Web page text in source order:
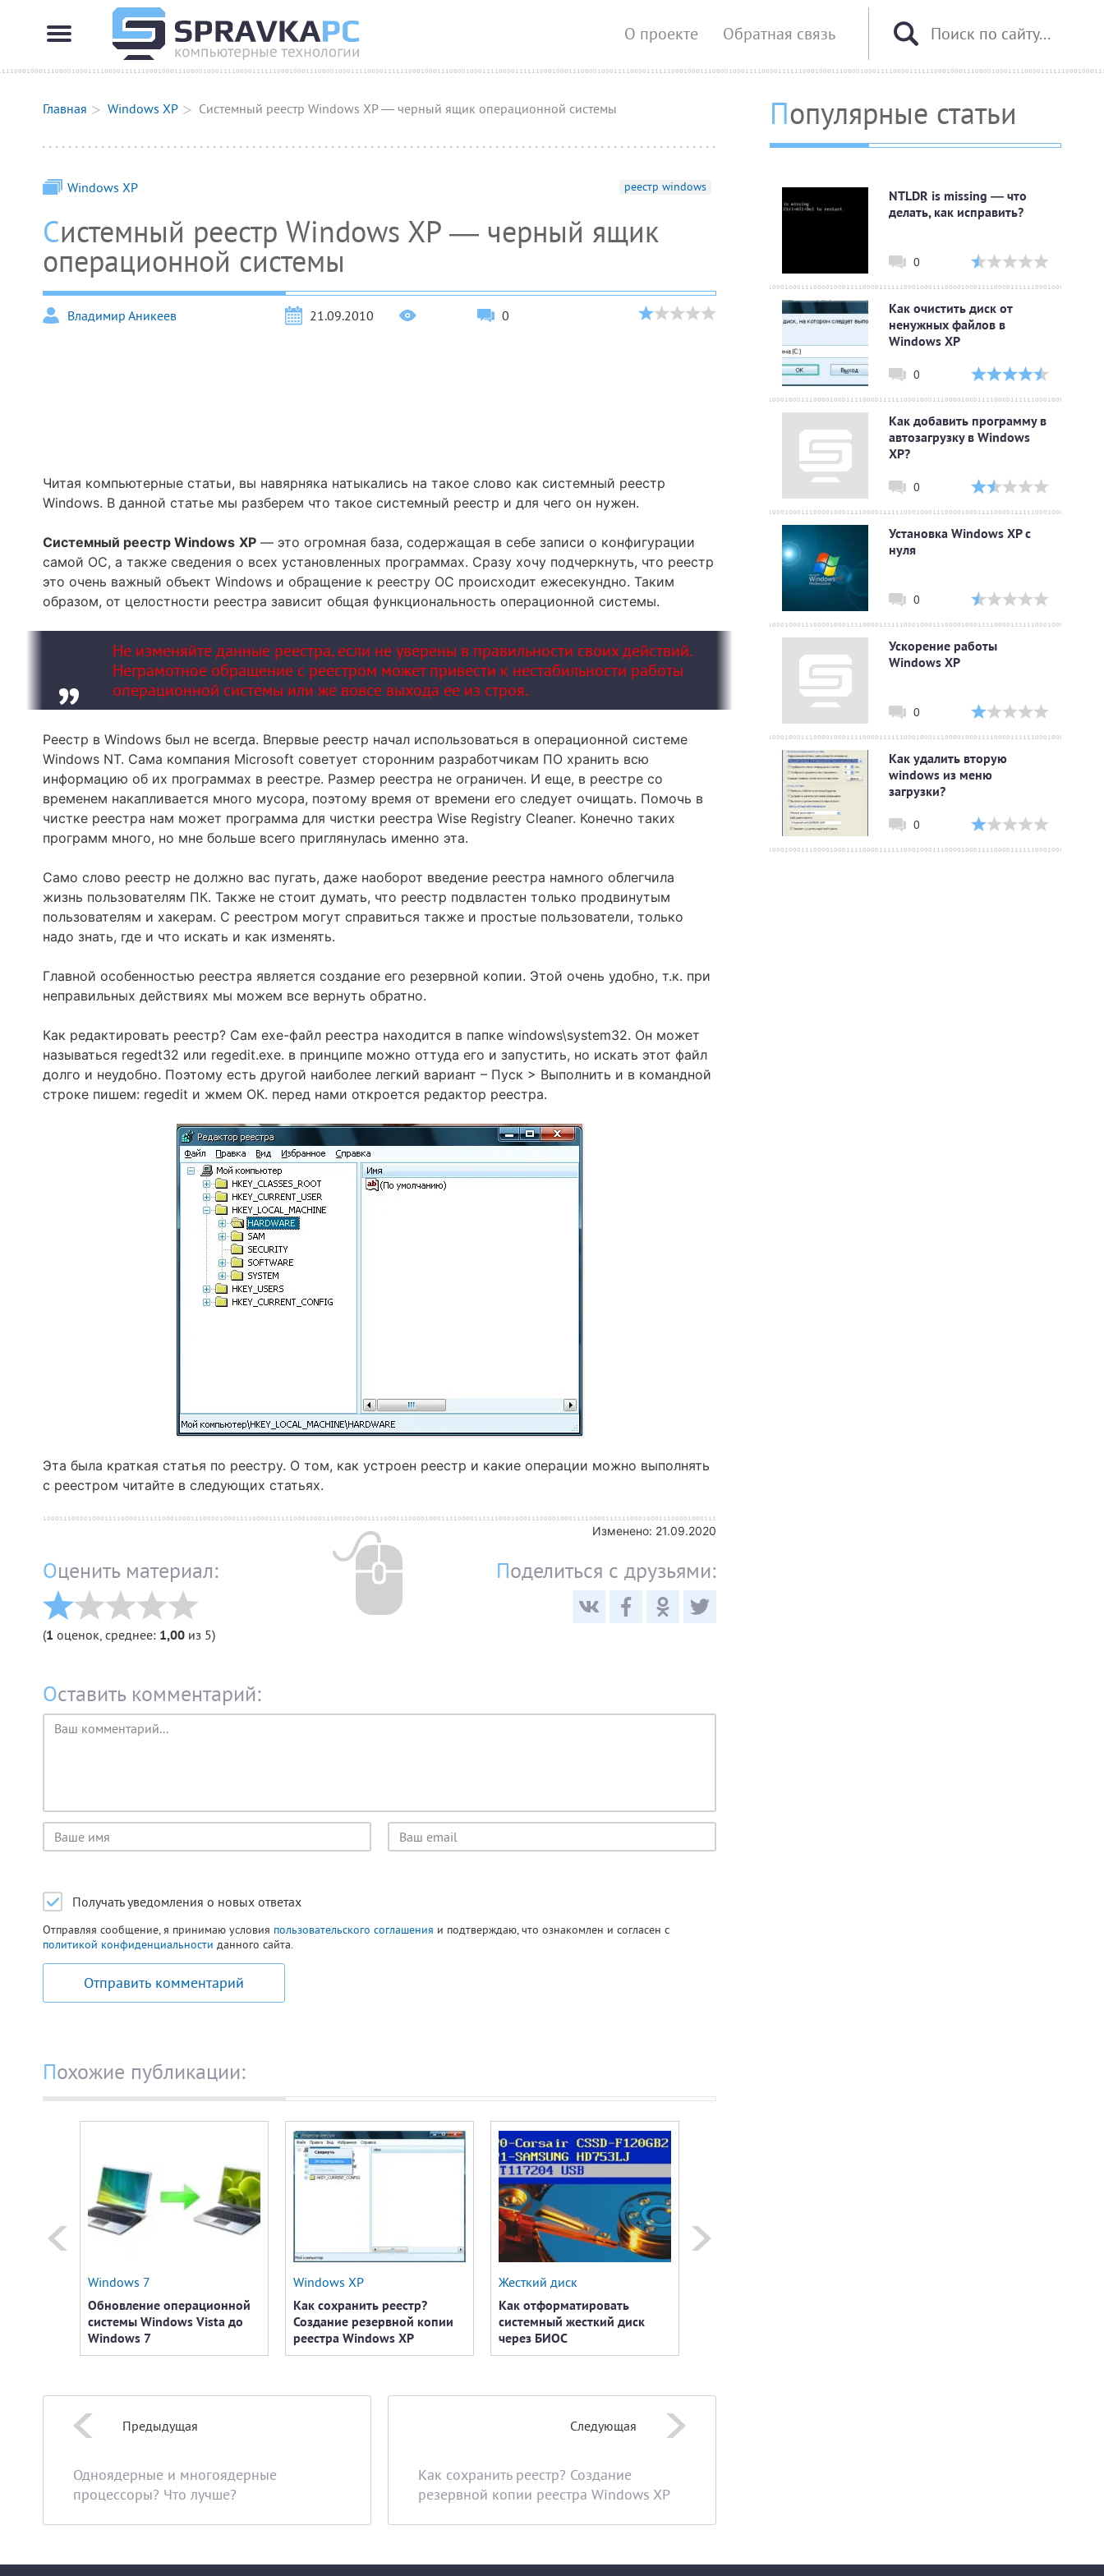
О проекте Обратная связь
Главная Windows XP Системный реестр Windows XP — черный ящик операционной системы
Windows XP реестр windows
Системный реестр Windows XP — черный ящик
операционной системы
Владимир Аникеев 21.09.2010 0
Читая компьютерные статьи, вы навярняка натыкались на такое слово как системный реестр
Windows. В данной статье мы разберем что такое системный реестр и для чего он нужен.
Системный реестр Windows XP — это огромная база, содержащая в себе записи о конфигурации
самой ОС, а также сведения о всех установленных программах. Сразу хочу подчеркнуть, что реестр
это очень важный объект Windows и обращение к реестру ОС происходит ежесекундно. Таким
образом, от целостности реестра зависит общая функциональность операционной системы.
Не изменяйте данные реестра, если не уверены в правильности своих действий.
Неграмотное обращение с реестром может привести к нестабильности работы
операционной системы или же вовсе выхода ее из строя.
Реестр в Windows был не всегда. Впервые реестр начал использоваться в операционной системе
Windows NT. Сама компания Microsoft советует сторонним разработчикам ПО хранить всю
информацию об их программах в реестре. Размер реестра не ограничен. И еще, в реестре со
временем накапливается много мусора, поэтому время от времени его следует очищать. Помочь в
чистке реестра нам может программа для чистки реестра Wise Registry Cleaner. Конечно таких
программ много, но мне больше всего приглянулась именно эта.
Само слово реестр не должно вас пугать, даже наоборот введение реестра намного облегчила
жизнь пользователям ПК. Также не стоит думать, что реестр подвластен только продвинутым
пользователям и хакерам. С реестром могут справиться также и простые пользователи, только
надо знать, где и что искать и как изменять.
Главной особенностью реестра является создание его резервной копии. Этой очень удобно, т.к. при
неправильных действиях мы можем все вернуть обратно.
Как редактировать реестр? Сам exe-файл реестра находится в папке windows\system32. Он может
называться regedt32 или regedit.exe. в принципе можно оттуда его и запустить, но искать этот файл
долго и неудобно. Поэтому есть другой наиболее легкий вариант – Пуск > Выполнить и в командной
строке пишем: regedit и жмем ОК. перед нами откроется редактор реестра.
Эта была краткая статья по реестру. О том, как устроен реестр и какие операции можно выполнять
с реестром читайте в следующих статьях.
Изменено: 21.09.2020
Оценить материал:
(1 оценок, среднее: 1,00 из 5)
Поделиться с друзьями:
Оставить комментарий:
Текст
комментария
Имя
пользователя
Email
пользователя
Получать уведомления о новых ответах
Отправляя сообщение, я принимаю условия пользовательского соглашения и подтверждаю, что ознакомлен и согласен с
политикой конфиденциальности данного сайта.
Отправить комментарий
Похожие публикации:
Windows 7
Обновление операционной
системы Windows Vista до
Windows 7
Windows XP
Как сохранить реестр?
Создание резервной копии
реестра Windows XP
Жесткий диск
Как отформатировать
системный жесткий диск
через БИОС
Предыдущая
Одноядерные и многоядерные
процессоры? Что лучше?
Следующая
Как сохранить реестр? Создание
резервной копии реестра Windows XP
Популярные статьи
NTLDR is missing — что
делать, как исправить?
0
Как очистить диск от
ненужных файлов в
Windows XP
0
Как добавить программу в
автозагрузку в Windows
XP?
0
Установка Windows XP с
нуля
0
Ускорение работы
Windows XP
0
Как удалить вторую
windows из меню
загрузки?
0